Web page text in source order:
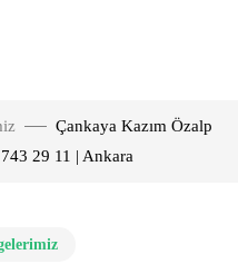
Çankaya Kazım Özalp
29 11 | Ankara